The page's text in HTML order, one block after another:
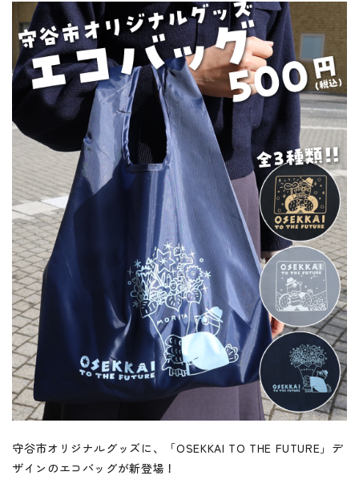
守谷市オリジナルグッズに、「OSEKKAI TO THE FUTURE」デ
ザインのエコバッグが新登場！